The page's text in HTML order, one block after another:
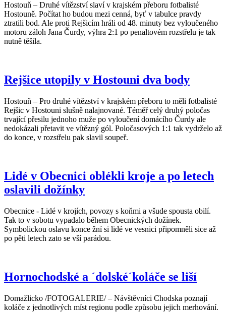
Hostouň – Druhé vítězství slaví v krajském přeboru fotbalisté
Hostouně. Počítat ho budou mezi cenná, byť v tabulce pravdy
ztratili bod. Ale proti Rejšicím hráli od 48. minuty bez vyloučeného
motoru záloh Jana Čurdy, výhra 2:1 po penaltovém rozstřelu je tak
nutně těšila.
Rejšice utopily v Hostouni dva body
Hostouň – Pro druhé vítězství v krajském přeboru to měli fotbalisté
Rejšic v Hostouni slušně nalajnované. Téměř celý druhý poločas
trvající přesilu jednoho muže po vyloučení domácího Čurdy ale
nedokázali přetavit ve vítězný gól. Poločasových 1:1 tak vydrželo až
do konce, v rozstřelu pak slavil soupeř.
Lidé v Obecnici oblékli kroje a po letech
oslavili dožínky
Obecnice - Lidé v krojích, povozy s koňmi a všude spousta obilí.
Tak to v sobotu vypadalo během Obecnických dožínek.
Symbolickou oslavu konce žní si lidé ve vesnici připomněli sice až
po pěti letech zato se vší parádou.
Hornochodské a ´dolské´koláče se liší
Domažlicko /FOTOGALERIE/ – Návštěvníci Chodska poznají
koláče z jednotlivých míst regionu podle způsobu jejich merhování.